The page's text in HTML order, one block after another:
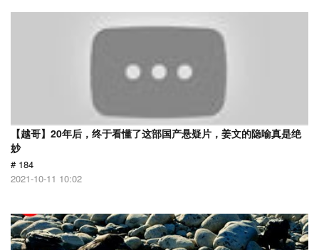
【越哥】20年后，终于看懂了这部国产悬疑片，姜文的隐喻真是绝
妙
# 184
2021-10-11 10:02